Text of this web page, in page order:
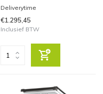
Deliverytime
€1.295,45
Inclusief BTW